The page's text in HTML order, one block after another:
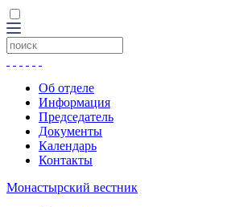
Об отделе
Информация
Председатель
Документы
Календарь
Контакты
Монастырский вестник